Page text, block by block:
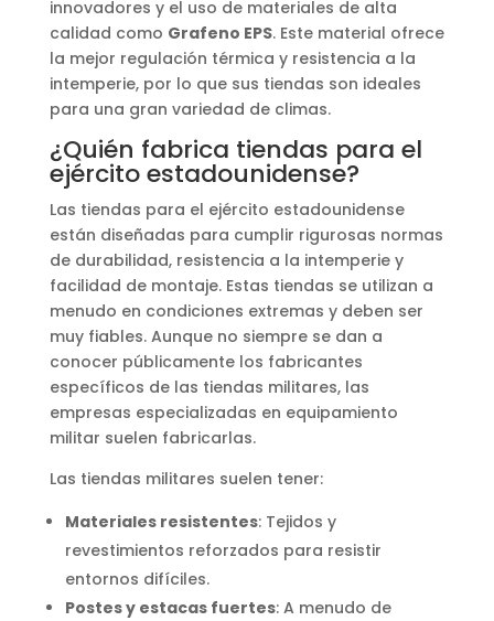
innovadores y el uso de materiales de alta
calidad como Grafeno EPS. Este material ofrece
la mejor regulación térmica y resistencia a la
intemperie, por lo que sus tiendas son ideales
para una gran variedad de climas.
¿Quién fabrica tiendas para el
ejército estadounidense?
Las tiendas para el ejército estadounidense
están diseñadas para cumplir rigurosas normas
de durabilidad, resistencia a la intemperie y
facilidad de montaje. Estas tiendas se utilizan a
menudo en condiciones extremas y deben ser
muy fiables. Aunque no siempre se dan a
conocer públicamente los fabricantes
específicos de las tiendas militares, las
empresas especializadas en equipamiento
militar suelen fabricarlas.
Las tiendas militares suelen tener:
Materiales resistentes: Tejidos y
revestimientos reforzados para resistir
entornos difíciles.
Postes y estacas fuertes: A menudo de